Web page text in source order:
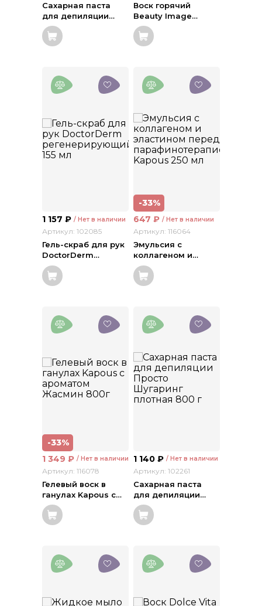
Сахарная паста
для депиляции…
Воск горячий
Beauty Image…
1 157 ₽ / Нет в наличии
Артикул: 102085
Гель-скраб для рук
DoctorDerm…
-33%
647 ₽ / Нет в наличии
Артикул: 116064
Эмульсия с
коллагеном и…
-33%
1 349 ₽ / Нет в наличии
Артикул: 116078
Гелевый воск в
ганулах Kapous с…
1 140 ₽ / Нет в наличии
Артикул: 102261
Сахарная паста
для депиляции…